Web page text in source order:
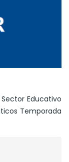
Educativo
Temporada